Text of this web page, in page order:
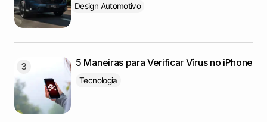
Design Automotivo
5 Maneiras para Verificar Vírus no iPhone
Tecnologia